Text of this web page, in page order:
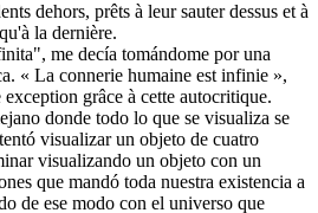
dehors, prêts à leur sauter dessus et à
la dernière.
", me decía tomándome por una
« La connerie humaine est infinie »,
grâce à cette autocritique.
donde todo lo que se visualiza se
visualizar un objeto de cuatro
visualizando un objeto con un
que mandó toda nuestra existencia a
de ese modo con el universo que